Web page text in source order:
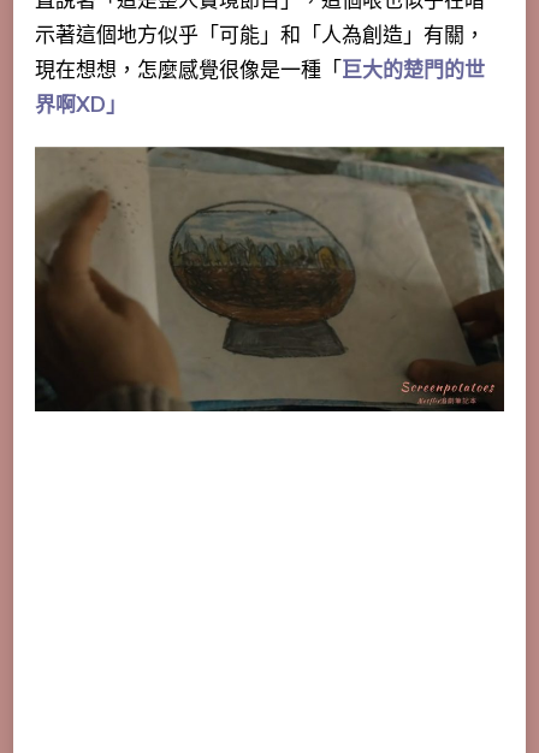
示著這個地方似乎「可能」和「人為創造」有關，
現在想想，怎麼感覺很像是一種「巨大的楚門的世
界啊XD」